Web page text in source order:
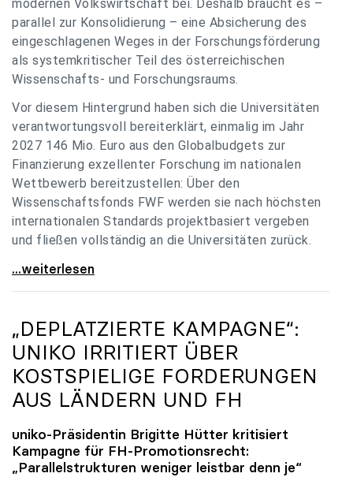
modernen Volkswirtschaft bei. Deshalb braucht es –
parallel zur Konsolidierung – eine Absicherung des
eingeschlagenen Weges in der Forschungsförderung
als systemkritischer Teil des österreichischen
Wissenschafts- und Forschungsraums.
Vor diesem Hintergrund haben sich die Universitäten
verantwortungsvoll bereiterklärt, einmalig im Jahr
2027 146 Mio. Euro aus den Globalbudgets zur
Finanzierung exzellenter Forschung im nationalen
Wettbewerb bereitzustellen: Über den
Wissenschaftsfonds FWF werden sie nach höchsten
internationalen Standards projektbasiert vergeben
und fließen vollständig an die Universitäten zurück.
Gemeinsam für einen starken Wissenschafts- und
...weiterlesen
„DEPLATZIERTE KAMPAGNE“:
UNIKO IRRITIERT ÜBER
KOSTSPIELIGE FORDERUNGEN
AUS LÄNDERN UND FH
uniko-Präsidentin Brigitte Hütter kritisiert
Kampagne für FH-Promotionsrecht:
„Parallelstrukturen weniger leistbar denn je“